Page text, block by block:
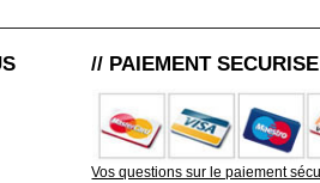
// PAIEMENT SECURISE
Vos questions sur le paiement